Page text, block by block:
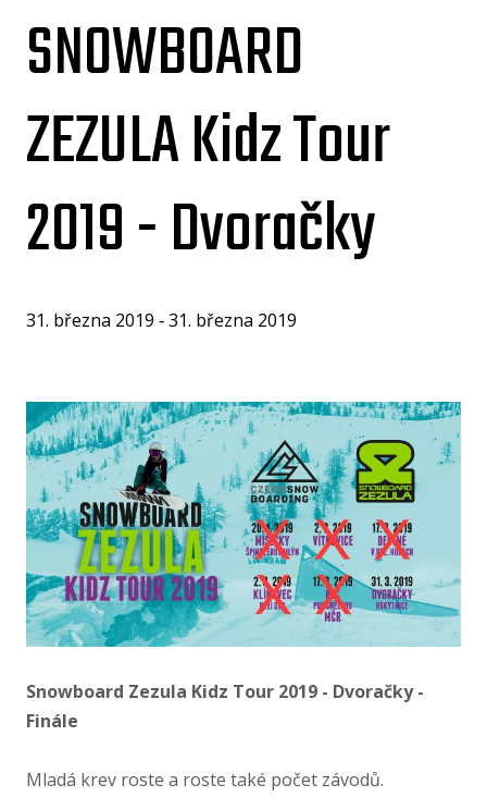
SNOWBOARD
ZEZULA Kidz Tour
2019 - Dvoračky
31. března 2019 ‐ 31. března 2019
Snowboard Zezula Kidz Tour 2019 - Dvoračky -
Finále
Mladá krev roste a roste také počet závodů.